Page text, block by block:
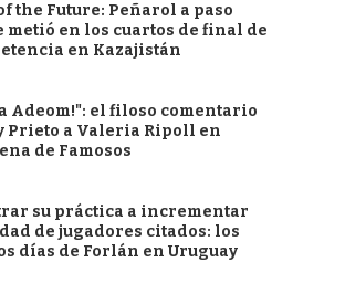
the Future: Peñarol a paso
metió en los cuartos de final de
en Kazajistán
a Adeom!": el filoso comentario
Prieto a Valeria Ripoll en
de Famosos
su práctica a incrementar
de jugadores citados: los
días de Forlán en Uruguay